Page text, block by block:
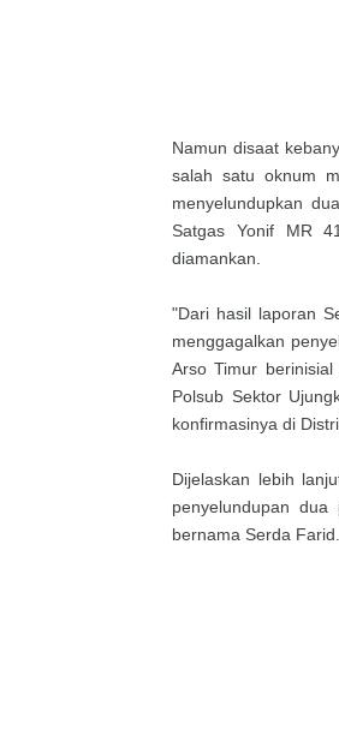
Namun disaat
salah satu oknum
menyelundupkan
Satgas Yonif MR
diamankan.
"Dari hasil laporan
menggagalkan
Arso Timur
Polsub Sektor
konfirmasinya di
Dijelaskan lebih
penyelundupan
bernama Serda Farid.